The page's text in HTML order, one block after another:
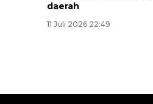
Pemkot Kediri gandeng
komunitas dorong